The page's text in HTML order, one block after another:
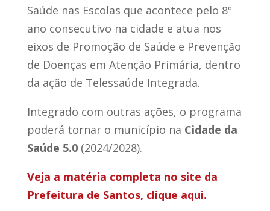
Saúde nas Escolas que acontece pelo 8º
ano consecutivo na cidade e atua nos
eixos de Promoção de Saúde e Prevenção
de Doenças em Atenção Primária, dentro
da ação de Telessaúde Integrada.
Integrado com outras ações, o programa
poderá tornar o município na Cidade da
Saúde 5.0(2024/2028).
Veja a matéria completa no site da
Prefeitura de Santos, clique aqui.